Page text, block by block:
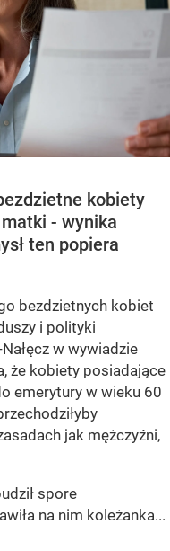
kobiety
- wynika
ten popiera
bezdzietnych kobiet
i polityki
w wywiadzie
że kobiety posiadające
emerytury w wieku 60
jak mężczyźni,
spore
na nim koleżanka...